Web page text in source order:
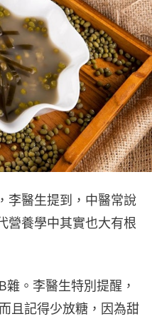
李醫生提到，中醫常說
營養學中其實也大有根
。李醫生特別提醒，
且記得少放糖，因為甜